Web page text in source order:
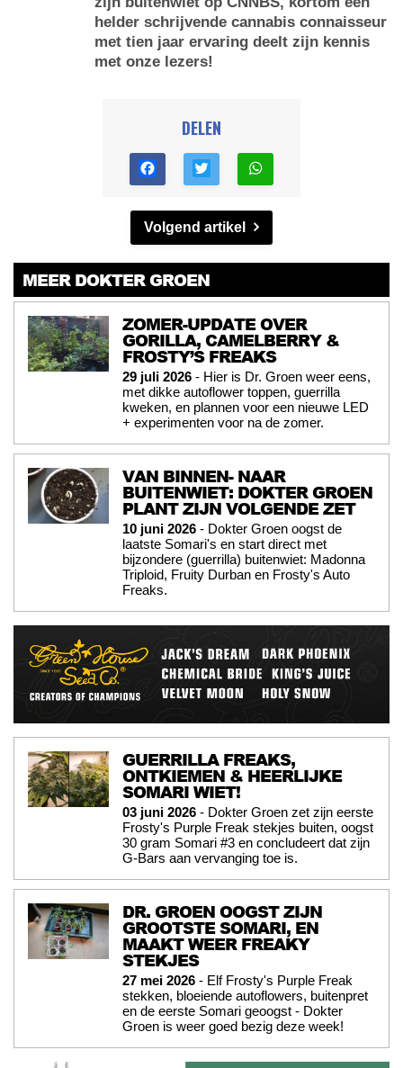
helder schrijvende cannabis connaisseur
met tien jaar ervaring deelt zijn kennis
met onze lezers!
DELEN
Volgend artikel
MEER DOKTER GROEN
ZOMER-UPDATE OVER
GORILLA, CAMELBERRY &
FROSTY’S FREAKS
29 juli 2026 - Hier is Dr. Groen weer eens,
met dikke autoflower toppen, guerrilla
kweken, en plannen voor een nieuwe LED
+ experimenten voor na de zomer.
VAN BINNEN- NAAR
BUITENWIET: DOKTER GROEN
PLANT ZIJN VOLGENDE ZET
10 juni 2026 - Dokter Groen oogst de
laatste Somari's en start direct met
bijzondere (guerrilla) buitenwiet: Madonna
Triploid, Fruity Durban en Frosty's Auto
Freaks.
GUERRILLA FREAKS,
ONTKIEMEN & HEERLIJKE
SOMARI WIET!
03 juni 2026 - Dokter Groen zet zijn eerste
Frosty's Purple Freak stekjes buiten, oogst
30 gram Somari #3 en concludeert dat zijn
G-Bars aan vervanging toe is.
DR. GROEN OOGST ZIJN
GROOTSTE SOMARI, EN
MAAKT WEER FREAKY
STEKJES
27 mei 2026 - Elf Frosty's Purple Freak
stekken, bloeiende autoflowers, buitenpret
en de eerste Somari geoogst - Dokter
Groen is weer goed bezig deze week!